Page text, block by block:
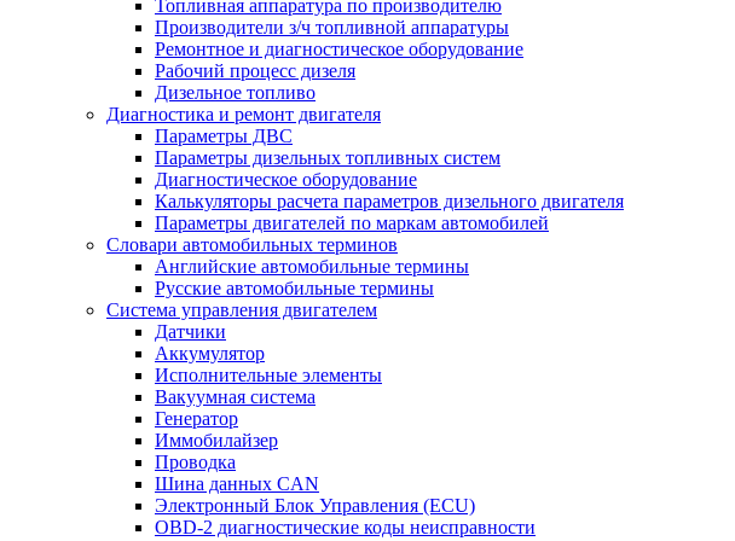
Топливная аппаратура по производителю
Производители з/ч топливной аппаратуры
Ремонтное и диагностическое оборудование
Рабочий процесс дизеля
Дизельное топливо
Диагностика и ремонт двигателя
Параметры ДВС
Параметры дизельных топливных систем
Диагностическое оборудование
Калькуляторы расчета параметров дизельного двигателя
Параметры двигателей по маркам автомобилей
Словари автомобильных терминов
Английские автомобильные термины
Русские автомобильные термины
Система управления двигателем
Датчики
Аккумулятор
Исполнительные элементы
Вакуумная система
Генератор
Иммобилайзер
Проводка
Шина данных CAN
Электронный Блок Управления (ECU)
OBD-2 диагностические коды неисправности